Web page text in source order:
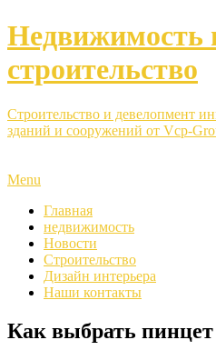
Недвижимость
строительство
Строительство и девелопмент
зданий и сооружений от Vcp-
Menu
Главная
недвижимость
Новости
Строительство
Дизайн интерьера
Наши контакты
Как выбрать пинцет